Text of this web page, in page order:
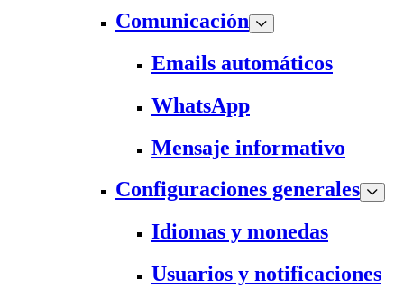
Comunicación
Emails automáticos
WhatsApp
Mensaje informativo
Configuraciones generales
Idiomas y monedas
Usuarios y notificaciones